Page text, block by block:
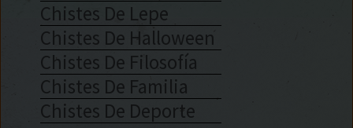
Chistes De Lepe
Chistes De Halloween
Chistes De Filosofía
Chistes De Familia
Chistes De Deporte